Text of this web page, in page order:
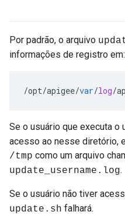
Por padrão, o arquivo
informações de registro em:
/opt/apigee/var/log/
Se o usuário que executa o
acesso ao nesse diretório,
/tmp como um arquivo
update_username.log.
Se o usuário não tiver
update.sh falhará.